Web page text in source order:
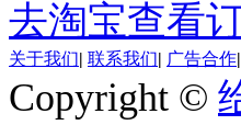
去淘宝查看
关于我们 联系我们 广告合作
Copyright ©